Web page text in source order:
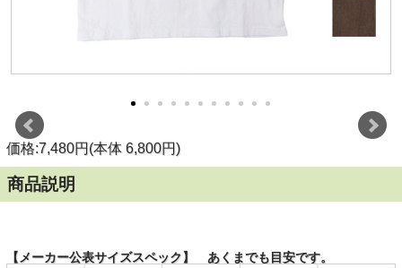
価格:7,480円(本体 6,800円)
商品説明
【メーカー公表サイズスペック】 あくまでも目安です。